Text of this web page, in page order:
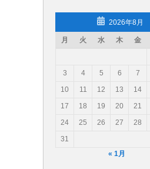
コンテンツへスキップ
読み物あれ
読み物あれこれではス
2026年8月
月 火 水 木 金
3
4 5 6 7
10
11 12 13 14
17
18 19 20 21
24
25 26 27 28
31
« 1月